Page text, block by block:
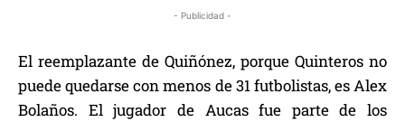
- Publicidad -
El reemplazante de Quiñónez, porque Quinteros no
puede quedarse con menos de 31 futbolistas, es Alex
Bolaños. El jugador de Aucas fue parte de los